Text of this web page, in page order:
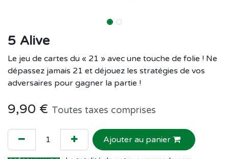
5 Alive
Le jeu de cartes du « 21 » avec une touche de folie ! Ne
dépassez jamais 21 et déjouez les stratégies de vos
adversaires pour gagner la partie !
9,90 € Toutes taxes comprises
Ajouter au panier